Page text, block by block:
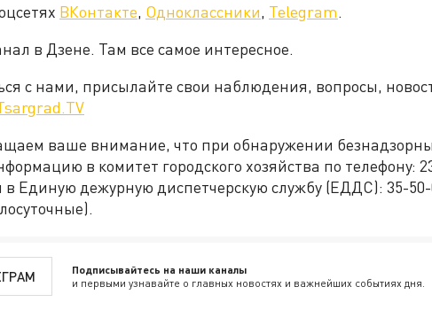
ВКонтакте, Одноклассники, Telegram.
в Дзене. Там все самое интересное.
с нами, присылайте свои наблюдения, вопросы,
ваше внимание, что при обнаружении
в комитет городского хозяйства по телефону:
в Единую дежурную диспетчерскую службу (ЕДДС): 35-
Подписывайтесь на наши каналы
и первыми узнавайте о главных новостях и важнейших событиях дня.